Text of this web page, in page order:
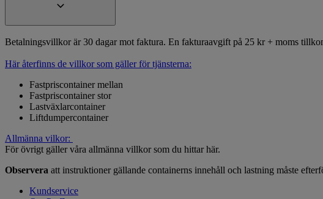
Betalningsvillkor är 30 dagar mot faktura. En fakturaavgift på 25 kr + moms
Här återfinns de villkor som gäller för tjänsterna:
Fastpriscontainer mellan
Fastpriscontainer stor
Lastväxlarcontainer
Liftdumpercontainer
Allmänna vilkor:
För övrigt gäller våra allmänna villkor som du hittar här.
Observera att instruktioner gällande containerns innehåll och lastning måste
Kundservice